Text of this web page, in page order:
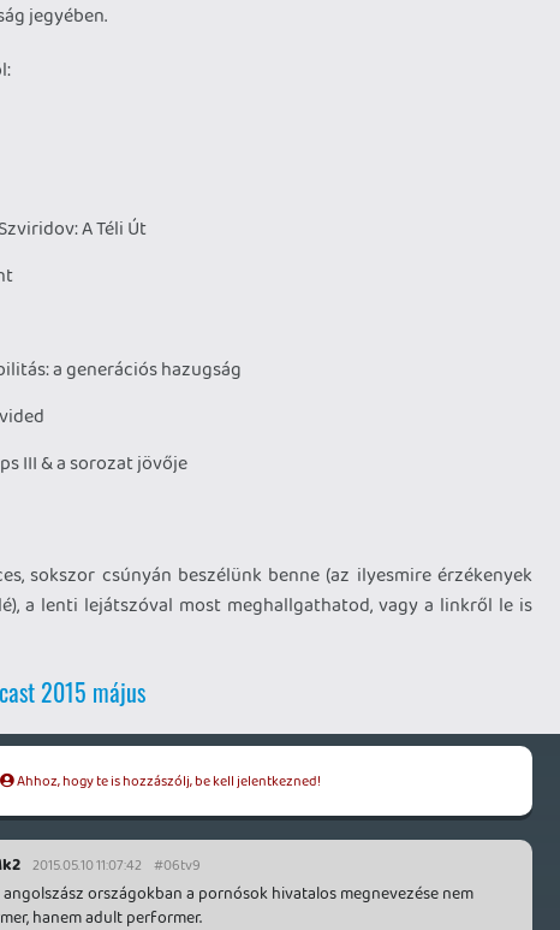
jegyében.
A Téli Út
a generációs hazugság
III & a sorozat jövője
sokszor csúnyán beszélünk benne (az ilyesmire érzékenyek
a lenti lejátszóval most meghallgathatod, vagy a linkről le is
2015 május
Ahhoz, hogy te is hozzászólj, be kell jelentkezned!
2015.05.10 11:07:42 #06tv9
angolszász országokban a pornósok hivatalos megnevezése nem
hanem adult performer.